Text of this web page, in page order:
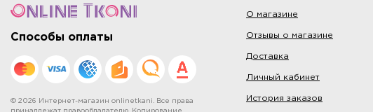
Способы оплаты
© 2026 Интернет-магазин onlinetkani. Все права
О магазине
Отзывы о магазине
Доставка
Личный кабинет
История заказов